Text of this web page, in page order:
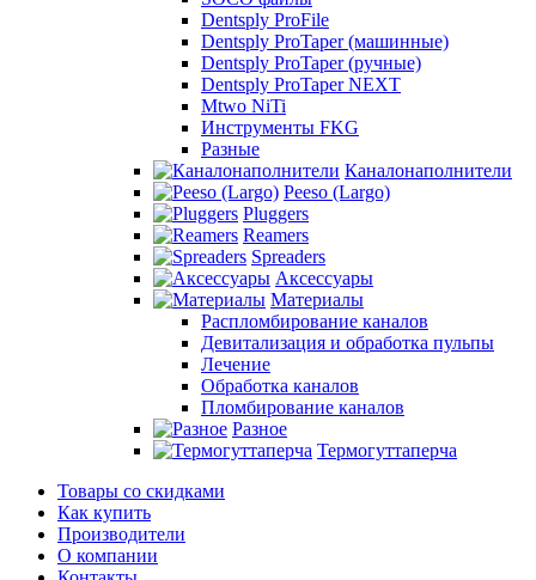
Dentsply ProFile
Dentsply ProTaper (машинные)
Dentsply ProTaper (ручные)
Dentsply ProTaper NEXT
Mtwo NiTi
Инструменты FKG
Разные
Каналонаполнители
Peeso (Largo)
Pluggers
Reamers
Spreaders
Аксессуары
Материалы
Распломбирование каналов
Девитализация и обработка пульпы
Лечение
Обработка каналов
Пломбирование каналов
Разное
Термогуттаперча
Товары со скидками
Как купить
Производители
О компании